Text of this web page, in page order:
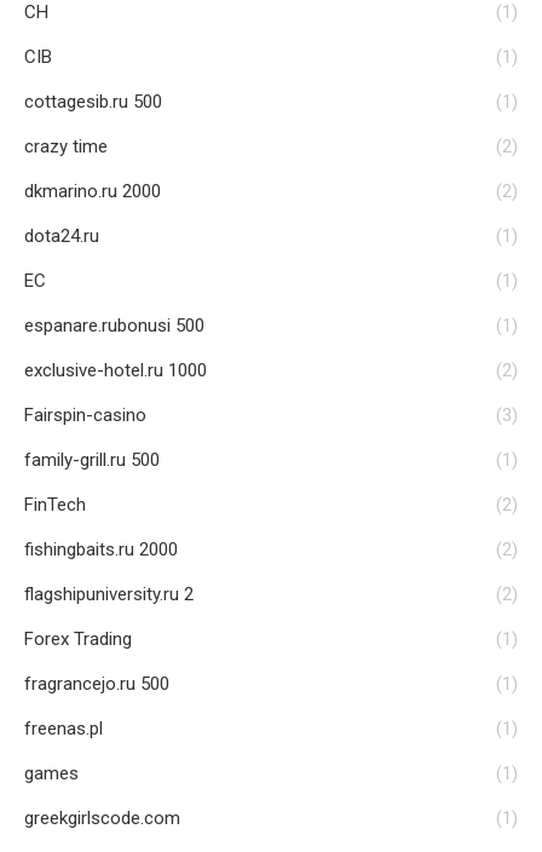
CH (1)
CIB (1)
cottagesib.ru 500 (1)
crazy time (2)
dkmarino.ru 2000 (2)
dota24.ru (1)
EC (1)
espanare.rubonusi 500 (1)
exclusive-hotel.ru 1000 (2)
Fairspin-casino (3)
family-grill.ru 500 (1)
FinTech (2)
fishingbaits.ru 2000 (2)
flagshipuniversity.ru 2 (2)
Forex Trading (1)
fragrancejo.ru 500 (1)
freenas.pl (1)
games (1)
greekgirlscode.com (1)